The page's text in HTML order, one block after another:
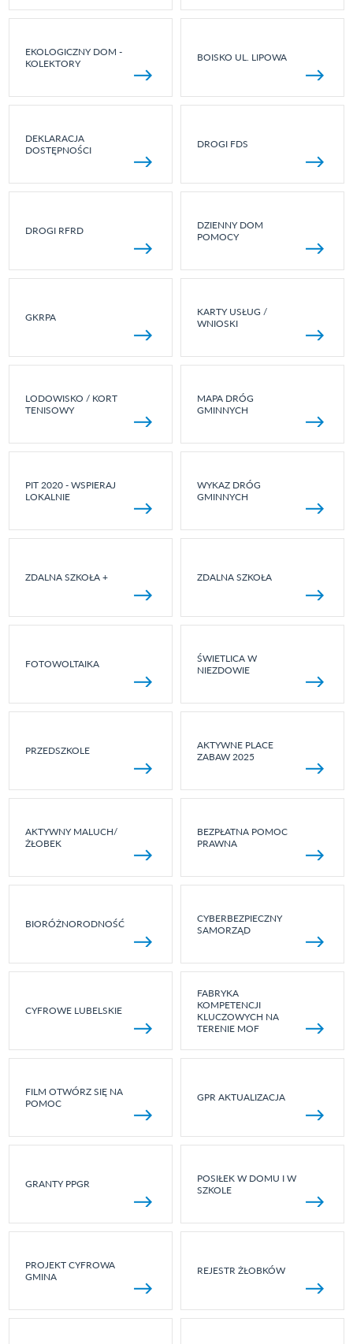
EKOLOGICZNY DOM -
KOLEKTORY
BOISKO UL. LIPOWA
DEKLARACJA
DOSTĘPNOŚCI
DROGI FDS
DROGI RFRD
DZIENNY DOM
POMOCY
GKRPA
KARTY USŁUG /
WNIOSKI
LODOWISKO / KORT
TENISOWY
MAPA DRÓG
GMINNYCH
PIT 2020 - WSPIERAJ
LOKALNIE
WYKAZ DRÓG
GMINNYCH
ZDALNA SZKOŁA + ZDALNA SZKOŁA
FOTOWOLTAIKA
ŚWIETLICA W
NIEZDOWIE
PRZEDSZKOLE
AKTYWNE PLACE
ZABAW 2025
AKTYWNY MALUCH/
ŻŁOBEK
BEZPŁATNA POMOC
PRAWNA
BIORÓŻNORODNOŚĆ
CYBERBEZPIECZNY
SAMORZĄD
CYFROWE LUBELSKIE
FABRYKA
KOMPETENCJI
KLUCZOWYCH NA
TERENIE MOF
FILM OTWÓRZ SIĘ NA
POMOC
GPR AKTUALIZACJA
GRANTY PPGR
POSIŁEK W DOMU I W
SZKOLE
PROJEKT CYFROWA
GMINA
REJESTR ŻŁOBKÓW